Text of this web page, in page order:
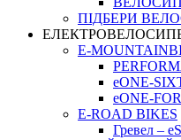
ПIДБЕРИ
E-
eONE-
eONE-
E-ROAD BIKES
Гревел –